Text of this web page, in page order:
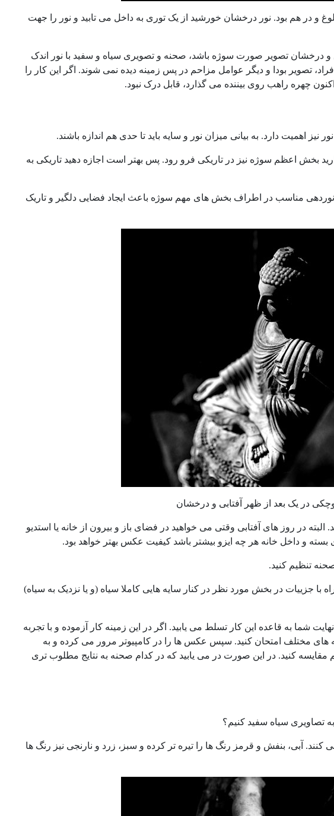
در هم بود. نور درخشان خورشید از یک توری به داخل می تابید و نور را جهت
درخشان تصویر صورت سوژه باشد، صحنه و تصویری سیاه و سفید با نور اندک
تصویر بودا و دیگر عوامل مزاحم در پس زمینه دیده نمی شوند. اگر این کار را
چهره راهب روی بیننده می گذارد، قابل درک نبود.
اهمیت دارد. به بیانی میزان نور و سایه باید تا حدی هم اندازه باشند.
بخش اعظم سوژه نیز در تاریکی فرو رود. پس بهتر است اجازه دهید تاریکی به
نوردهی مناسب در اطراف بخش های مهم سوژه باعث ایجاد فضایی دلگیر و تاریک
در یک بعد از ظهر آفتابی و درخشان
در روز های آفتابی وقتی می خواهید در فضای باز و بیرون از خانه یا استدیو
بسته و داخل خانه هر چه ایزو بیشتر باشد کیفیت عکس بهتر خواهد بود.
تنظیم کنید.
جزییات در بخش مورد نظر در کنار سایه هایی کاملا سیاه (و یا نزدیک به سیاه)
شما به قاعده این کار تسلط می یابید. اگر در این زمینه کار آزموده و با تجربه
مختلف امتحان کنید. سپس عکس ها را در کامپیوتر مرور می کرده و به
مقایسه کنید. در این صورت در می یابید که در کدام صحنه به نتایج مطلوب تری
تصاویری سیاه سفید کنیم؟
آبی، بنفش و قرمز رنگ ها را تیره تر کرده و سبز، زرد و نارنجی نیز رنگ ها